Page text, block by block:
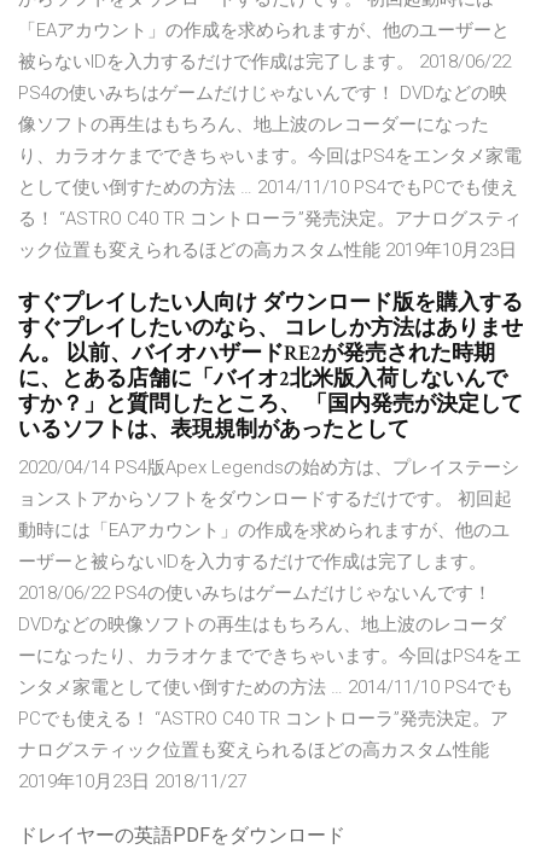
「EAアカウント」の作成を求められますが、他のユーザーと
被らないIDを入力するだけで作成は完了します。 2018/06/22
PS4の使いみちはゲームだけじゃないんです！ DVDなどの映
像ソフトの再生はもちろん、地上波のレコーダーになった
り、カラオケまでできちゃいます。今回はPS4をエンタメ家電
として使い倒すための方法 … 2014/11/10 PS4でもPCでも使え
る！ “ASTRO C40 TR コントローラ”発売決定。アナログスティ
ック位置も変えられるほどの高カスタム性能 2019年10月23日
すぐプレイしたい人向け ダウンロード版を購入する
すぐプレイしたいのなら、 コレしか方法はありませ
ん。 以前、バイオハザードRE2が発売された時期
に、とある店舗に「バイオ2北米版入荷しないんで
すか？」と質問したところ、 「国内発売が決定して
いるソフトは、表現規制があったとして
2020/04/14 PS4版Apex Legendsの始め方は、プレイステーシ
ョンストアからソフトをダウンロードするだけです。 初回起
動時には「EAアカウント」の作成を求められますが、他のユ
ーザーと被らないIDを入力するだけで作成は完了します。
2018/06/22 PS4の使いみちはゲームだけじゃないんです！
DVDなどの映像ソフトの再生はもちろん、地上波のレコーダ
ーになったり、カラオケまでできちゃいます。今回はPS4をエ
ンタメ家電として使い倒すための方法 … 2014/11/10 PS4でも
PCでも使える！ “ASTRO C40 TR コントローラ”発売決定。ア
ナログスティック位置も変えられるほどの高カスタム性能
2019年10月23日 2018/11/27
ドレイヤーの英語PDFをダウンロード